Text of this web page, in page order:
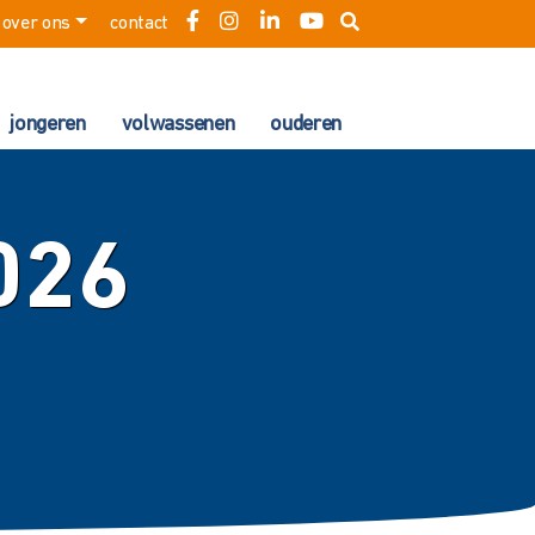
over ons contact
jongeren volwassenen ouderen